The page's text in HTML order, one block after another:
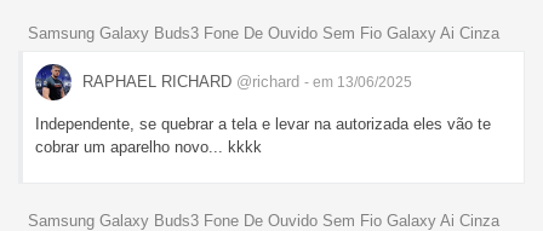
Samsung Galaxy Buds3 Fone De Ouvido Sem Fio Galaxy Ai Cinza
RAPHAEL RICHARD @richard - em 13/06/2025
Independente, se quebrar a tela e levar na autorizada eles vão te
cobrar um aparelho novo... kkkk
Samsung Galaxy Buds3 Fone De Ouvido Sem Fio Galaxy Ai Cinza